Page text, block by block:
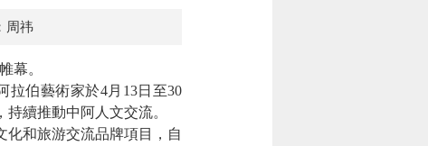
周祎
幕。
伯藝術家於4月13日至30
續推動中阿人文交流。
和旅游交流品牌項目，自